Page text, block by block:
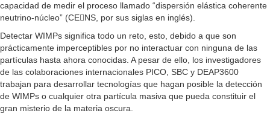
capacidad de medir el proceso llamado “dispersión elástica coherente
neutrino-núcleo” (CENS, por sus siglas en inglés).
Detectar WIMPs significa todo un reto, esto, debido a que son
prácticamente imperceptibles por no interactuar con ninguna de las
partículas hasta ahora conocidas. A pesar de ello, los investigadores
de las colaboraciones internacionales PICO, SBC y DEAP3600
trabajan para desarrollar tecnologías que hagan posible la detección
de WIMPs o cualquier otra partícula masiva que pueda constituir el
gran misterio de la materia oscura.